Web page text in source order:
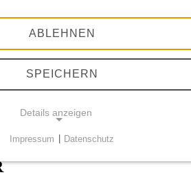
im Museum
ABLEHNEN
SPEICHERN
Details anzeigen
ermöglichen grundlegende
Impressum Datenschutz